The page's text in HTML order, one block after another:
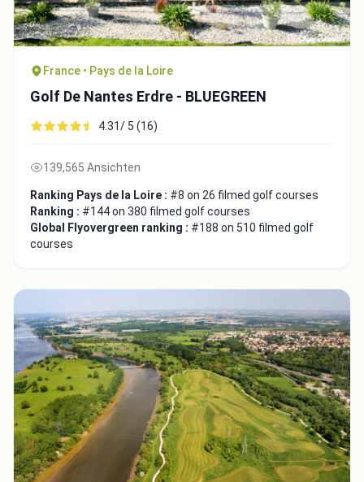
France • Pays de la Loire
Golf De Nantes Erdre - BLUEGREEN
4.31/ 5 (16)
139,565 Ansichten
Ranking Pays de la Loire : #8 on 26 filmed golf courses
Ranking : #144 on 380 filmed golf courses
Global Flyovergreen ranking : #188 on 510 filmed golf
courses